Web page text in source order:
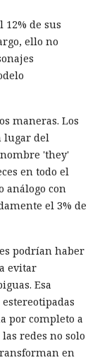
12% de sus
ello no
maneras. Los
lugar del
'they'
en todo el
análogo con
el 3% de
podrían haber
evitar
Esa
por completo a
redes no solo
en